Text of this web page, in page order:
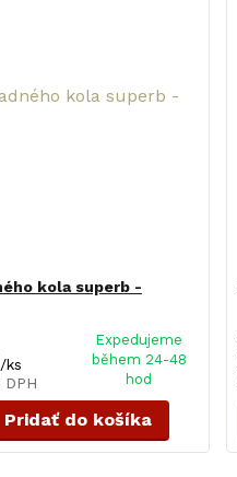
kola superb -
/ks
DPH
Expedujeme
během 24-48
hod
Pridať do košíka